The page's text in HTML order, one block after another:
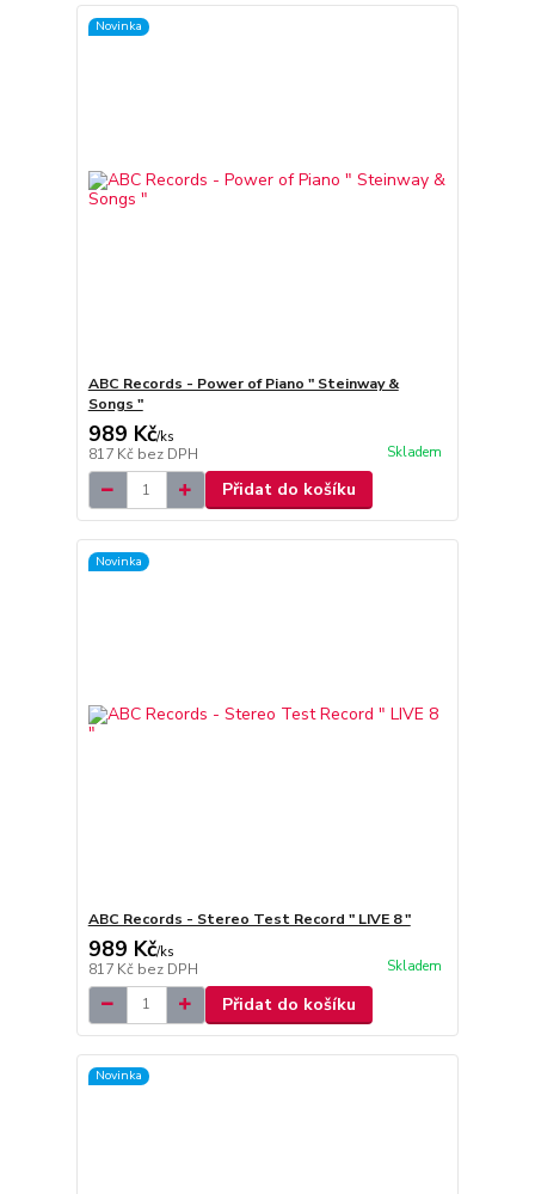
Novinka
ABC Records - Power of Piano " Steinway &
Songs "
989 Kč/ks
817 Kč bez DPH Skladem
Přidat do košíku
Novinka
ABC Records - Stereo Test Record " LIVE 8 "
989 Kč/ks
817 Kč bez DPH Skladem
Přidat do košíku
Novinka